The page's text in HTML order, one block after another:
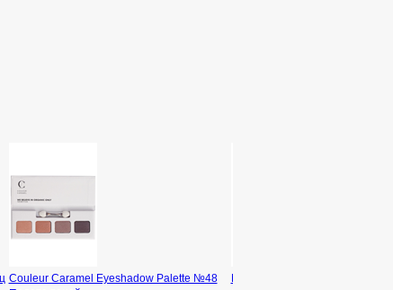
Couleur Caramel Eyeshadow Palette №48
Malu Wilz Eyebrow Filling Gel